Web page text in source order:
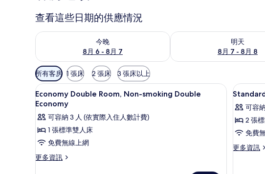
查看這些日期的供應情況
今晚
8月 6 - 8月 7
查看今晚 (8月 6 - 8月 7) 的供應情況
明天
8月 7 - 8月 8
查看明天 (8月 7 - 8月 8) 的
可
用
的
客
房
選
條
件
所有客房 1 張床 2 張床 3 張床以上
顯
示
Economy
Double
Room,
Non-
smoking
高級寢具、書桌、筆電工作空間、遮光布/窗簾
7
Economy Double Room, Non-smoking Double
Economy
可容納 3 人 (依實際入住人數計費)
1 張標準雙人床
免費無線上網
更多資訊
更
顯
示
Twin
Room,
Non-
7
可容
2 張
免費
更多資訊
更